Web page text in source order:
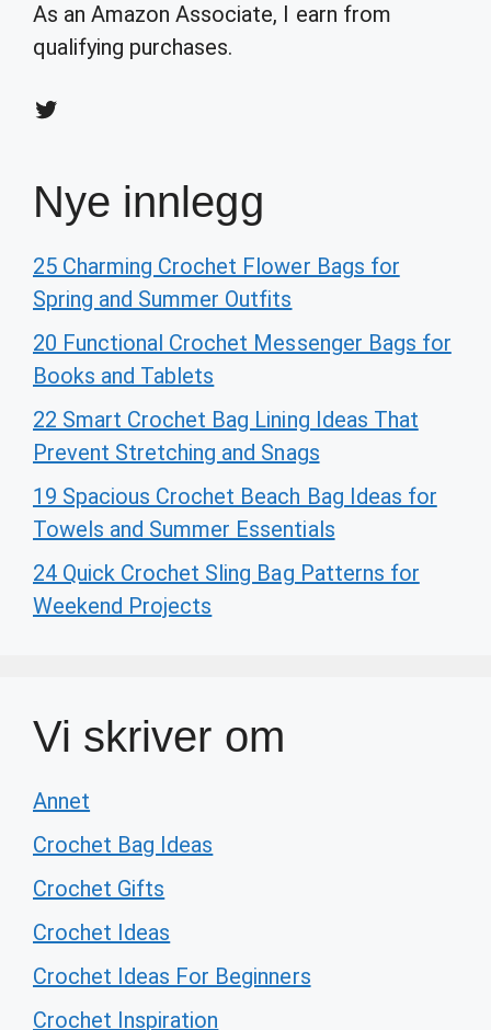
As an Amazon Associate, I earn from
qualifying purchases.
Twitter
Nye innlegg
25 Charming Crochet Flower Bags for
Spring and Summer Outfits
20 Functional Crochet Messenger Bags for
Books and Tablets
22 Smart Crochet Bag Lining Ideas That
Prevent Stretching and Snags
19 Spacious Crochet Beach Bag Ideas for
Towels and Summer Essentials
24 Quick Crochet Sling Bag Patterns for
Weekend Projects
Vi skriver om
Annet
Crochet Bag Ideas
Crochet Gifts
Crochet Ideas
Crochet Ideas For Beginners
Crochet Inspiration